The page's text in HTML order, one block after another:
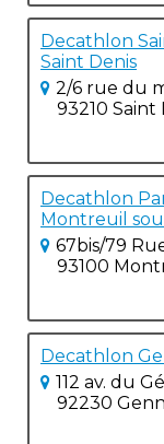
Decathlon
Saint Denis
2/6 rue du
93210 Saint
Decathlon
Montreuil
67bis/79
93100
Decathlon
112 av. du
92230